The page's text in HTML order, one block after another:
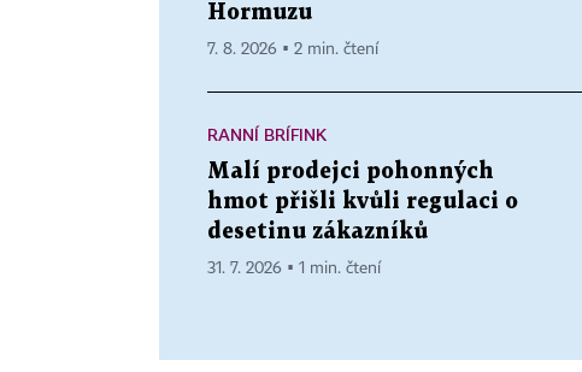
Hormuzu
7. 8. 2026 ▪ 2 min. čtení
RANNÍ BRÍFINK
Malí prodejci pohonných
hmot přišli kvůli regulaci o
desetinu zákazníků
31. 7. 2026 ▪ 1 min. čtení